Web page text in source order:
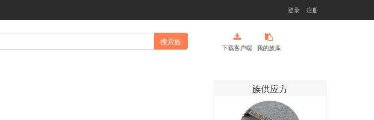
登录 注册
搜索族
下载客户端 我的族库
族供应方